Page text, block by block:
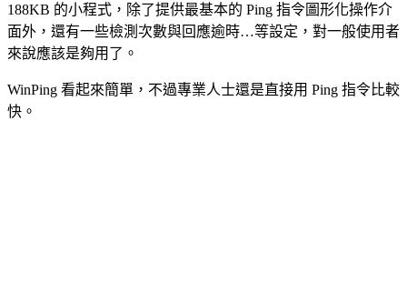
188KB 的小程式，除了提供最基本的 Ping 指令圖形化操作介
面外，還有一些檢測次數與回應逾時…等設定，對一般使用者
來說應該是夠用了。
WinPing 看起來簡單，不過專業人士還是直接用 Ping 指令比較
快。